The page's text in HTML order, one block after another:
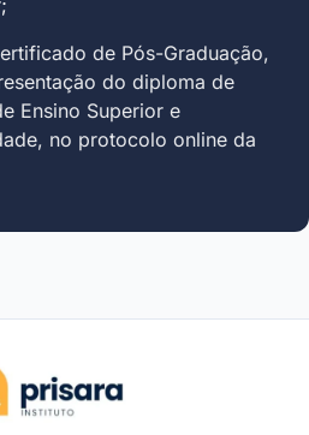
de Pós-Graduação,
do diploma de
Ensino Superior e
no protocolo online da